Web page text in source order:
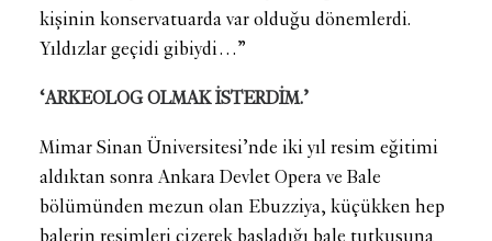
kişinin konservatuarda var olduğu dönemlerdi.
Yıldızlar geçidi gibiydi…”
‘ARKEOLOG OLMAK İSTERDİM.’
Mimar Sinan Üniversitesi’nde iki yıl resim eğitimi
aldıktan sonra Ankara Devlet Opera ve Bale
bölümünden mezun olan Ebuzziya, küçükken hep
balerin resimleri çizerek başladığı bale tutkusuna